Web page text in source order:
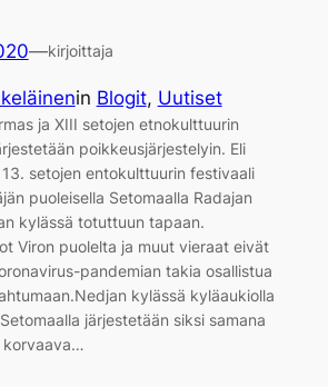
—kirjoittaja
in Blogit, Uutiset
ja XIII setojen etnokulttuurin
poikkeusjärjestelyin. Eli
setojen entokulttuurin festivaali
puoleisella Setomaalla Radajan
kylässä totuttuun tapaan.
Viron puolelta ja muut vieraat eivät
pandemian takia osallistua
kylässä kyläaukiolla
järjestetään siksi samana
korvaava…